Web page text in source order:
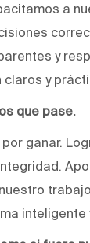
a
y
claros y
que pase.
ganar.
inteligente